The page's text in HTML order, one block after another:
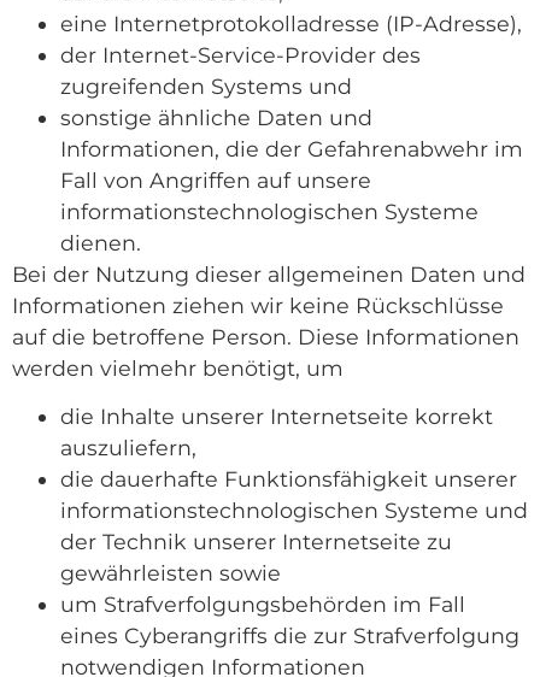
eine Internetprotokolladresse (IP-Adresse),
der Internet-Service-Provider des
zugreifenden Systems und
sonstige ähnliche Daten und
Informationen, die der Gefahrenabwehr im
Fall von Angriffen auf unsere
informationstechnologischen Systeme
dienen.
Bei der Nutzung dieser allgemeinen Daten und
Informationen ziehen wir keine Rückschlüsse
auf die betroffene Person. Diese Informationen
werden vielmehr benötigt, um
die Inhalte unserer Internetseite korrekt
auszuliefern,
die dauerhafte Funktionsfähigkeit unserer
informationstechnologischen Systeme und
der Technik unserer Internetseite zu
gewährleisten sowie
um Strafverfolgungsbehörden im Fall
eines Cyberangriffs die zur Strafverfolgung
notwendigen Informationen